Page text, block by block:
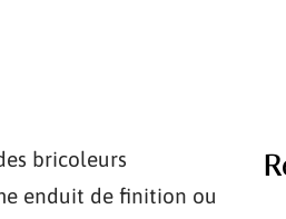
bricoleurs
enduit de finition ou